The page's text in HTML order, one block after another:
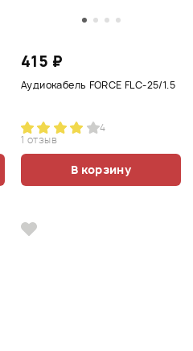
415 ₽
Аудиокабель FORCE FLC-25/1.5
4
1 отзыв
В корзину